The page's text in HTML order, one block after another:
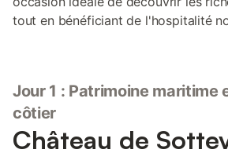
tout en bénéficiant de l'hospitalité
Jour 1 : Patrimoine maritime
côtier
Château de